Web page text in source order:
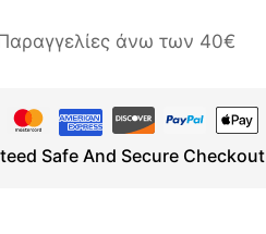
άνω των 40€
Safe And Secure Checkout